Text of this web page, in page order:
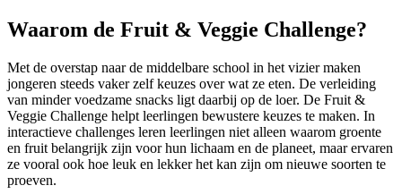
Waarom de Fruit & Veggie Challenge?
Met de overstap naar de middelbare school in het vizier maken
jongeren steeds vaker zelf keuzes over wat ze eten. De verleiding
van minder voedzame snacks ligt daarbij op de loer. De Fruit &
Veggie Challenge helpt leerlingen bewustere keuzes te maken. In
interactieve challenges leren leerlingen niet alleen waarom groente
en fruit belangrijk zijn voor hun lichaam en de planeet, maar ervaren
ze vooral ook hoe leuk en lekker het kan zijn om nieuwe soorten te
proeven.